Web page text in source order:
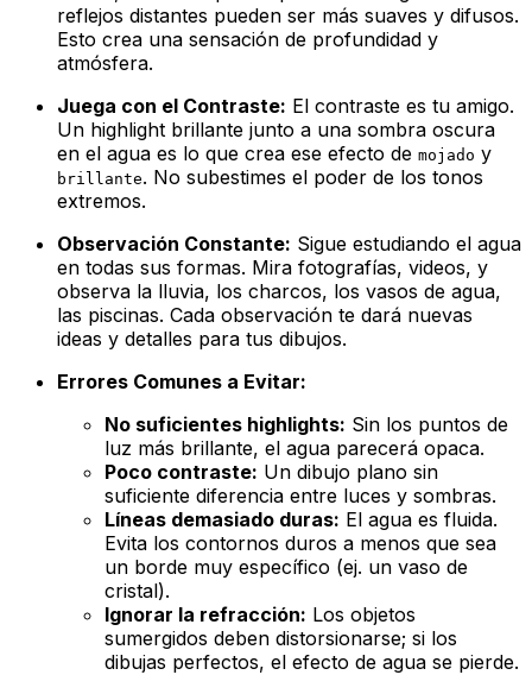
reflejos distantes pueden ser más suaves y difusos.
Esto crea una sensación de profundidad y
atmósfera.
Juega con el Contraste: El contraste es tu amigo.
Un highlight brillante junto a una sombra oscura
en el agua es lo que crea ese efecto de mojado y
brillante. No subestimes el poder de los tonos
extremos.
Observación Constante: Sigue estudiando el agua
en todas sus formas. Mira fotografías, videos, y
observa la lluvia, los charcos, los vasos de agua,
las piscinas. Cada observación te dará nuevas
ideas y detalles para tus dibujos.
Errores Comunes a Evitar:
No suficientes highlights: Sin los puntos de
luz más brillante, el agua parecerá opaca.
Poco contraste: Un dibujo plano sin
suficiente diferencia entre luces y sombras.
Líneas demasiado duras: El agua es fluida.
Evita los contornos duros a menos que sea
un borde muy específico (ej. un vaso de
cristal).
Ignorar la refracción: Los objetos
sumergidos deben distorsionarse; si los
dibujas perfectos, el efecto de agua se pierde.